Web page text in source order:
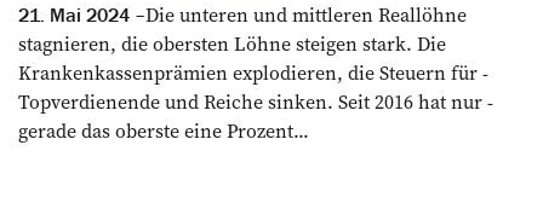
21. Mai 2024
Die unteren und mittleren ­Reallöhne
stagnieren, die ­obersten Löhne steigen stark. Die
Krankenkassenprämien explodieren, die Steuern für ­
Topverdienende und Reiche ­sinken. Seit 2016 hat nur ­
gerade das oberste eine Prozent...